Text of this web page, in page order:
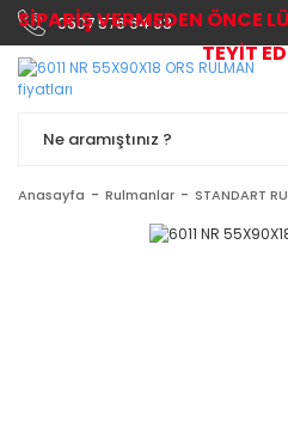
0507 576 64 03
Anasayfa Rulmanlar STANDART
SİPARİŞ VERMEDEN ÖNCE
TEYİT